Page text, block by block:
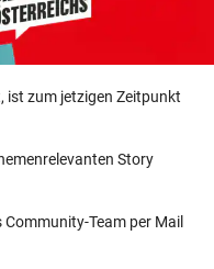
ist zum jetzigen Zeitpunkt
Story
Community-Team per Mail